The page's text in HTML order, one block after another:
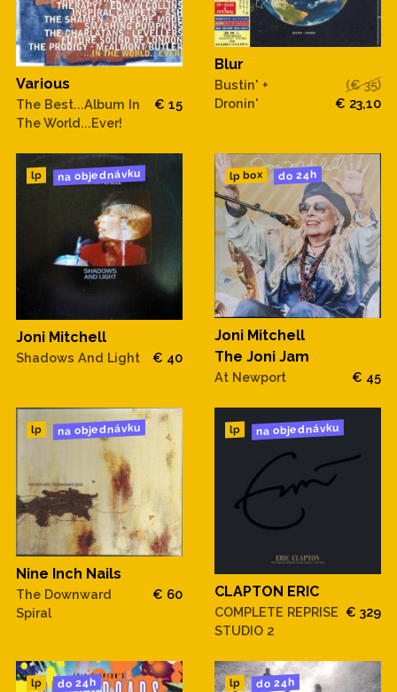
Various
The Best...Album In
The World...Ever!
€ 15
Blur
Bustin' +
Dronin'
(€ 35)
€ 23,10
lp na objednávku
Joni Mitchell
Shadows And Light € 40
lp box do 24h
Joni Mitchell
The Joni Jam
At Newport € 45
lp na objednávku
Nine Inch Nails
The Downward
Spiral
€ 60
lp na objednávku
CLAPTON ERIC
COMPLETE REPRISE
STUDIO 2
€ 329
lp do 24h lp do 24h